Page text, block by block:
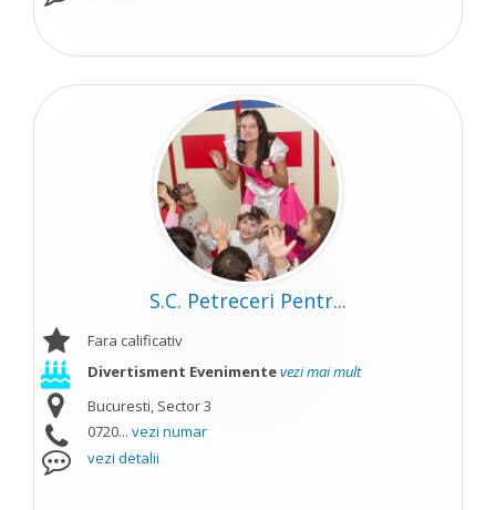
S.C. Petreceri Pentr...
Fara calificativ
Divertisment Evenimentevezi mai mult
Bucuresti, Sector 3
0720... vezi numar
vezi detalii